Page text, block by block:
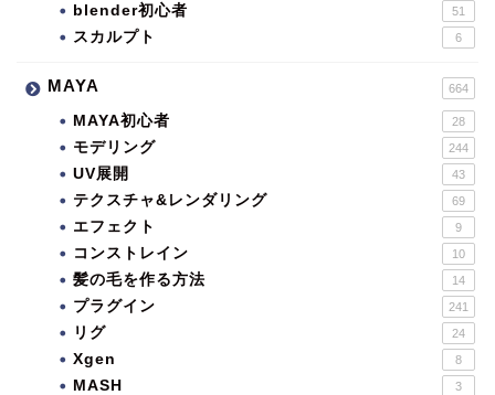
blender初心者 51
スカルプト 6
MAYA 664
MAYA初心者 28
モデリング 244
UV展開 43
テクスチャ&レンダリング 69
エフェクト 9
コンストレイン 10
髪の毛を作る方法 14
プラグイン 241
リグ 24
Xgen 8
MASH 3